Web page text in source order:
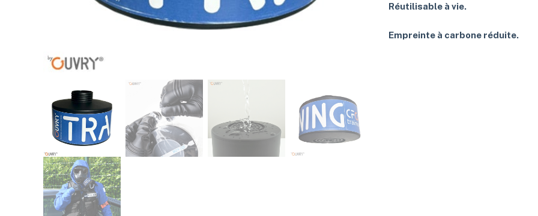
Réutilisable à vie.
Empreinte à carbone réduite.